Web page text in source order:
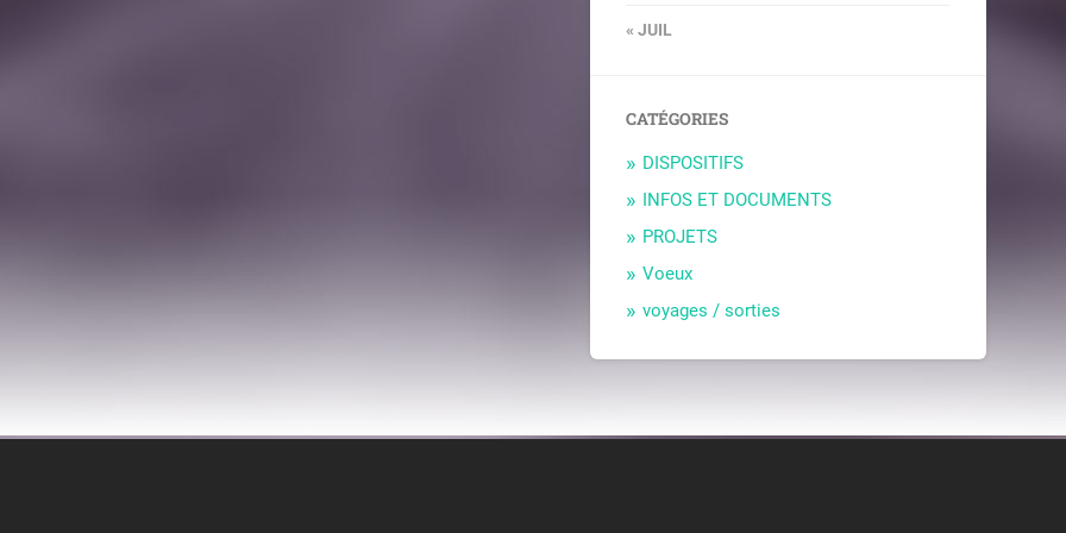
« JUIL
CATÉGORIES
DISPOSITIFS
INFOS ET DOCUMENTS
PROJETS
Voeux
voyages / sorties